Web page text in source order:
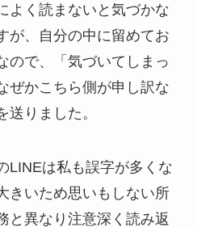
よく読まないと気づかな
が、自分の中に留めてお
ので、「気づいてしまっ
ぜかこちら側が申し訳な
送りました。
LINEは私も誤字が多くな
きいため思いもしない所
と異なり注意深く読み返